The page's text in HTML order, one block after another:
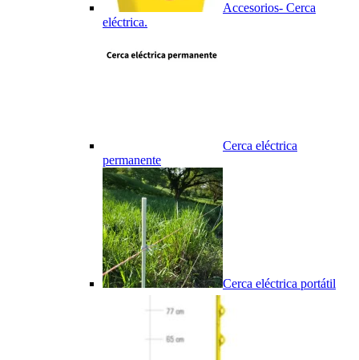
Accesorios- Cerca
eléctrica.
Cerca eléctrica
permanente
Cerca eléctrica portátil